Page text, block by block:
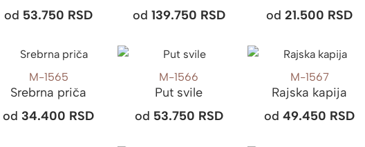
od 53.750 RSD
od 139.750 RSD
od21.500 RSD
M-1565
Srebrna priča
od 34.400 RSD
M-1566
Put svile
od 53.750 RSD
M-1567
Rajska kapija
od49.450 RSD